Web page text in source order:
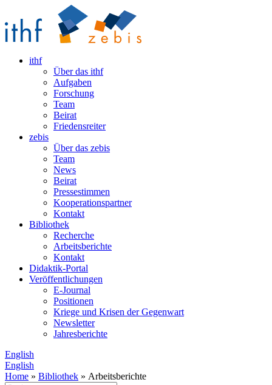
ithf
Über das ithf
Aufgaben
Forschung
Team
Beirat
Friedensreiter
zebis
Über das zebis
Team
News
Beirat
Pressestimmen
Kooperationspartner
Kontakt
Bibliothek
Recherche
Arbeitsberichte
Kontakt
Didaktik-Portal
Veröffentlichungen
E­-Journal
Positionen
Kriege und Krisen der Gegenwart
Newsletter
Jahresberichte
English
English
Home » Bibliothek » Arbeitsberichte